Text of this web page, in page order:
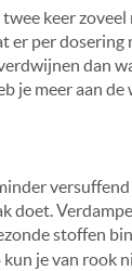
keer
er per
dan
je meer aan
doet.
stoffen
je van rook